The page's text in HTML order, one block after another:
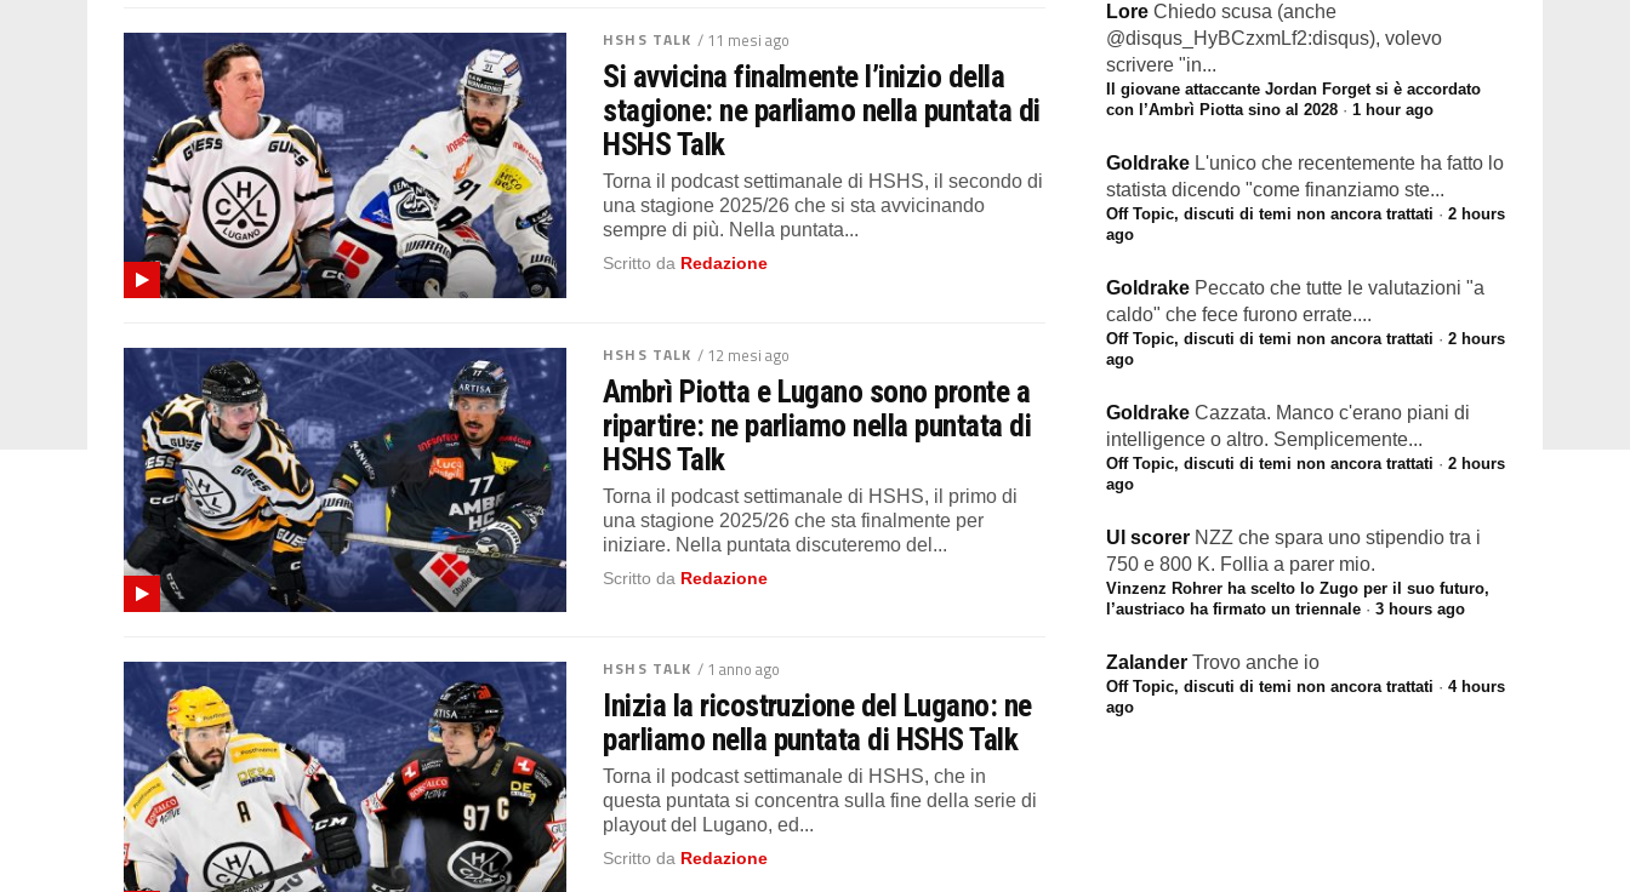
HSHS TALK / 11 mesi ago
Si avvicina finalmente l’inizio della
stagione: ne parliamo nella puntata di
HSHS Talk
Torna il podcast settimanale di HSHS, il secondo di
una stagione 2025/26 che si sta avvicinando
sempre di più. Nella puntata...
Scritto da Redazione
HSHS TALK / 12 mesi ago
Ambrì Piotta e Lugano sono pronte a
ripartire: ne parliamo nella puntata di
HSHS Talk
Torna il podcast settimanale di HSHS, il primo di
una stagione 2025/26 che sta finalmente per
iniziare. Nella puntata discuteremo del...
Scritto da Redazione
HSHS TALK / 1 anno ago
Inizia la ricostruzione del Lugano: ne
parliamo nella puntata di HSHS Talk
Torna il podcast settimanale di HSHS, che in
questa puntata si concentra sulla fine della serie di
playout del Lugano, ed...
Scritto da Redazione
Lore Chiedo scusa (anche
@disqus_HyBCzxmLf2:disqus), volevo
scrivere "in...
Il giovane attaccante Jordan Forget si è accordato
con l’Ambrì Piotta sino al 2028 · 1 hour ago
Goldrake L'unico che recentemente ha fatto lo
statista dicendo "come finanziamo ste...
Off Topic, discuti di temi non ancora trattati · 2 hours
ago
Goldrake Peccato che tutte le valutazioni "a
caldo" che fece furono errate....
Off Topic, discuti di temi non ancora trattati · 2 hours
ago
Goldrake Cazzata. Manco c'erano piani di
intelligence o altro. Semplicemente...
Off Topic, discuti di temi non ancora trattati · 2 hours
ago
Ul scorer NZZ che spara uno stipendio tra i
750 e 800 K. Follia a parer mio.
Vinzenz Rohrer ha scelto lo Zugo per il suo futuro,
l’austriaco ha firmato un triennale · 3 hours ago
Zalander Trovo anche io
Off Topic, discuti di temi non ancora trattati · 4 hours
ago